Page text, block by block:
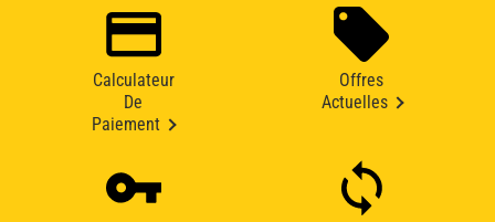
Calculateur
De
Paiement
Offres
Actuelles